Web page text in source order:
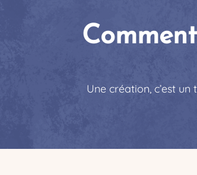
Une création, c’est